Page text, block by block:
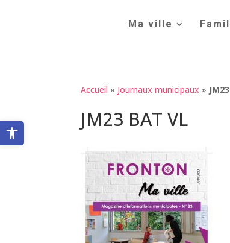
Ouvrir la barre d’outils
Ma ville
Accueil » Journaux municipaux »
JM23 BAT VL